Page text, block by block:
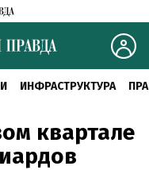
ИНФРАСТРУКТУРА
квартале